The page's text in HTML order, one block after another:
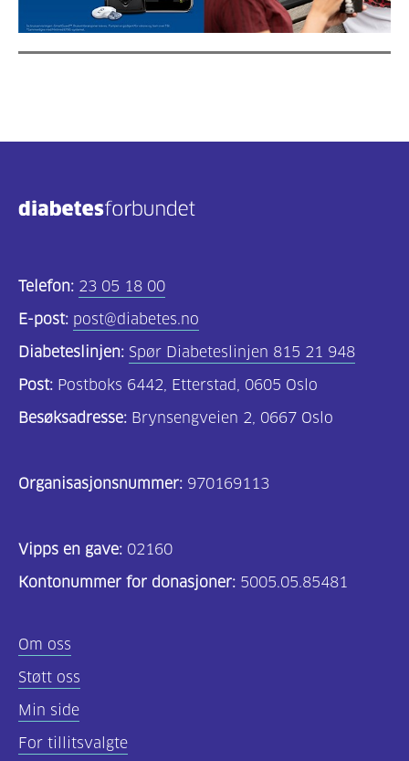
Telefon: 23 05 18 00
E-post: post@diabetes.no
Diabeteslinjen: Spør Diabeteslinjen 815 21 948
Post: Postboks 6442, Etterstad, 0605 Oslo
Besøksadresse: Brynsengveien 2, 0667 Oslo
Organisasjonsnummer: 970169113
Vipps en gave: 02160
Kontonummer for donasjoner: 5005.05.85481
Om oss
Støtt oss
Min side
For tillitsvalgte